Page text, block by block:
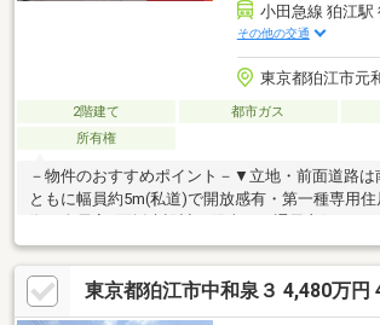
小田急線 狛江駅
その他の交通
東京都狛江市元
2階建て 都市ガス
所有権
－物件のおすすめポイント－▼立地・前面道路は
ともに幅員約5m(私道)で開放感有・第一種専用
居室6帖以上の空間・ご家族でくつろげる約14.8
に集中できる独立型キッチン・各洋室には収納
イレ有、気兼ねなく利用可能な設計・窓付で明る
浴室・駐車スペース有(車種による)▼周辺環境・
東京都狛江市中和泉３ 4,480万円